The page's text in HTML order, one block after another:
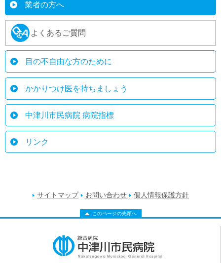
業者の方へ
よくあるご質問
目の不自由な方のために
かかりつけ医を持ちましょう
中津川市民病院 病院指標
リンク
サイトマップ お問い合わせ 個人情報保護方針
このページの先頭へ